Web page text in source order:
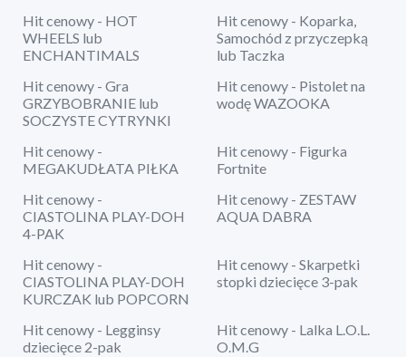
Hit cenowy - HOT
WHEELS lub
ENCHANTIMALS
Hit cenowy - Koparka,
Samochód z przyczepką
lub Taczka
Hit cenowy - Gra
GRZYBOBRANIE lub
SOCZYSTE CYTRYNKI
Hit cenowy - Pistolet na
wodę WAZOOKA
Hit cenowy -
MEGAKUDŁATA PIŁKA
Hit cenowy - Figurka
Fortnite
Hit cenowy -
CIASTOLINA PLAY-DOH
4-PAK
Hit cenowy - ZESTAW
AQUA DABRA
Hit cenowy -
CIASTOLINA PLAY-DOH
KURCZAK lub POPCORN
Hit cenowy - Skarpetki
stopki dziecięce 3-pak
Hit cenowy - Legginsy
dziecięce 2-pak
Hit cenowy - Lalka L.O.L.
O.M.G